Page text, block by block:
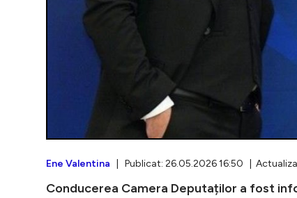
Ene Valentina | Publicat: 26.05.2026 16:50 |
Conducerea Camera Deputaților a fost